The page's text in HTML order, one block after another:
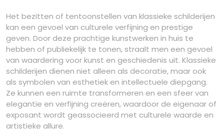
Het bezitten of tentoonstellen van klassieke schilderijen
kan een gevoel van culturele verfijning en prestige
geven. Door deze prachtige kunstwerken in huis te
hebben of publiekelijk te tonen, straalt men een gevoel
van waardering voor kunst en geschiedenis uit. Klassieke
schilderijen dienen niet alleen als decoratie, maar ook
als symbolen van esthetiek en intellectuele diepgang.
Ze kunnen een ruimte transformeren en een sfeer van
elegantie en verfijning creëren, waardoor de eigenaar of
exposant wordt geassocieerd met culturele waarde en
artistieke allure.